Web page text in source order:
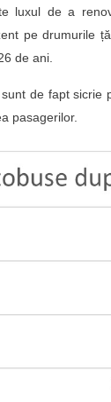
luxul de a
pe drumurile
de ani.
de fapt sicrie
pasagerilor.